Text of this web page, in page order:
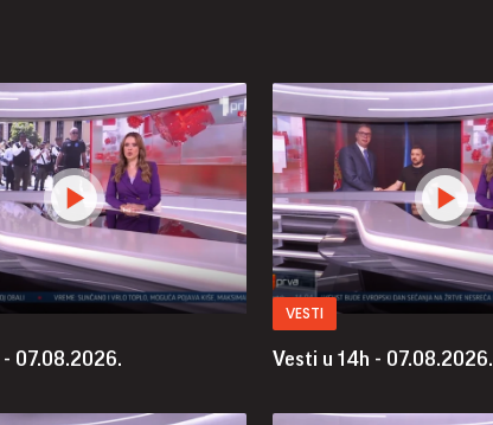
- 07.08.2026.
VESTI
Vesti u 14h - 07.08.2026.